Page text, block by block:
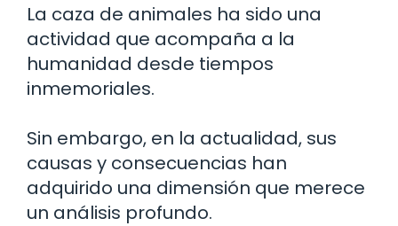
La caza de animales ha sido una
actividad que acompaña a la
humanidad desde tiempos
inmemoriales.
Sin embargo, en la actualidad, sus
causas y consecuencias han
adquirido una dimensión que merece
un análisis profundo.